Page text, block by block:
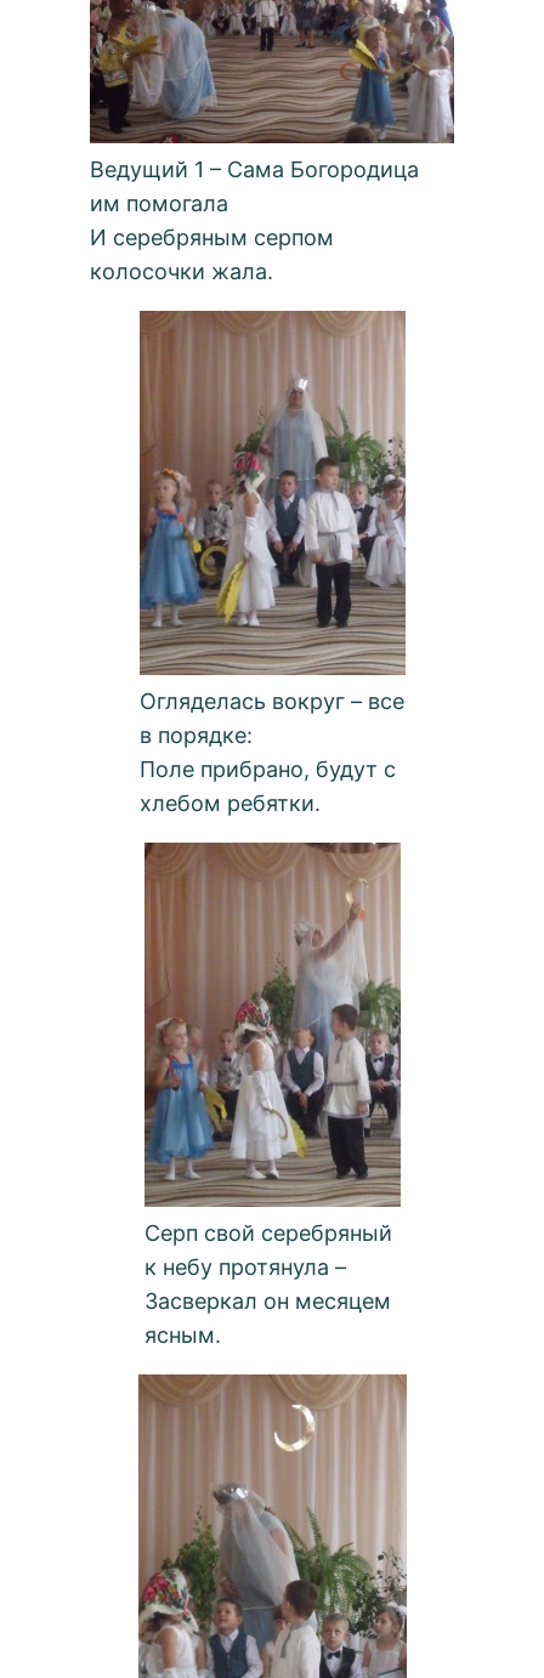
Ведущий 1 – Сама Богородица
им помогала
И серебряным серпом
колосочки жала.
Огляделась вокруг – все
в порядке:
Поле прибрано, будут с
хлебом ребятки.
Серп свой серебряный
к небу протянула –
Засверкал он месяцем
ясным.